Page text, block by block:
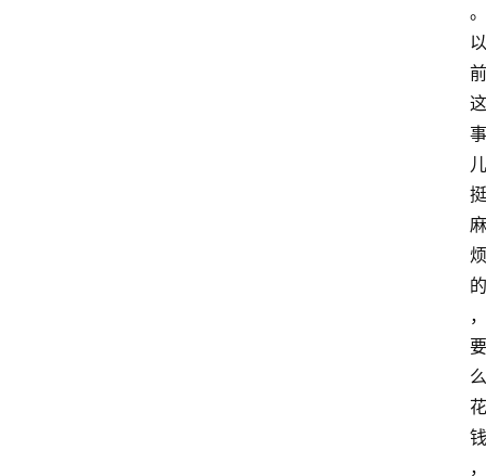
。
以
前
这
事
儿
挺
麻
烦
的
，
要
么
花
钱
，